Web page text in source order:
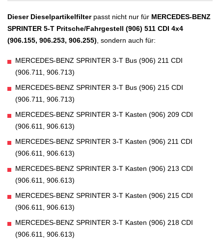
Dieser Dieselpartikelfilterpasst nicht nur für MERCEDES-BENZ
SPRINTER 5-T Pritsche/Fahrgestell (906) 511 CDI 4x4
(906.155, 906.253, 906.255) , sondern auch für:
MERCEDES-BENZ SPRINTER 3-T Bus (906) 211 CDI
(906.711, 906.713)
MERCEDES-BENZ SPRINTER 3-T Bus (906) 215 CDI
(906.711, 906.713)
MERCEDES-BENZ SPRINTER 3-T Kasten (906) 209 CDI
(906.611, 906.613)
MERCEDES-BENZ SPRINTER 3-T Kasten (906) 211 CDI
(906.611, 906.613)
MERCEDES-BENZ SPRINTER 3-T Kasten (906) 213 CDI
(906.611, 906.613)
MERCEDES-BENZ SPRINTER 3-T Kasten (906) 215 CDI
(906.611, 906.613)
MERCEDES-BENZ SPRINTER 3-T Kasten (906) 218 CDI
(906.611, 906.613)